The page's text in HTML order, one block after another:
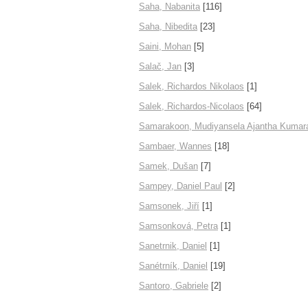
Saha, Nabanita [116]
Saha, Nibedita [23]
Saini, Mohan [5]
Salač, Jan [3]
Salek, Richardos Nikolaos [1]
Salek, Richardos-Nicolaos [64]
Samarakoon, Mudiyansela Ajantha
Sambaer, Wannes [18]
Samek, Dušan [7]
Sampey, Daniel Paul [2]
Samsonek, Jiří [1]
Samsonková, Petra [1]
Sanetrnik, Daniel [1]
Sanétrník, Daniel [19]
Santoro, Gabriele [2]